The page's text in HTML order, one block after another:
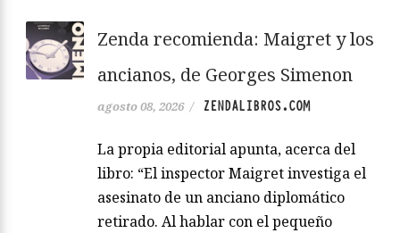
Zenda recomienda: Maigret y los
ancianos, de Georges Simenon
agosto 08, 2026 / ZENDALIBROS.COM
La propia editorial apunta, acerca del
libro: “El inspector Maigret investiga el
asesinato de un anciano diplomático
retirado. Al hablar con el pequeño